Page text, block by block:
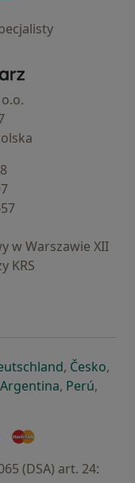
- Strona główna
w Warszawie XII
KRS
karcie
w nowej karcie
się w nowej
otwiera się
, Česko,
karcie
w nowej karcie
się w nowej
Argentinaotwiera się
, Perú,
(DSA) art. 24: